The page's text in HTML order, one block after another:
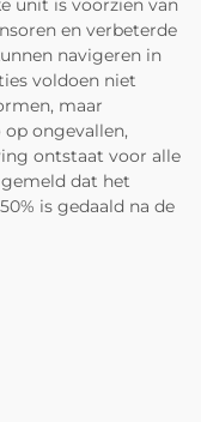
unit is voorzien van
en verbeterde
navigeren in
voldoen niet
maar
ongevallen,
ontstaat voor alle
dat het
is gedaald na de